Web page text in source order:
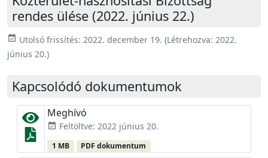
rendes ülése (2022. június 22.)
event_available Utolsó frissítés: 2022. december 19. (Létrehozva: 2022.
június 20.)
Kapcsolódó dokumentumok
Meghívó
event_available Feltöltve: 2022 június 20.
1 MB PDF dokumentum